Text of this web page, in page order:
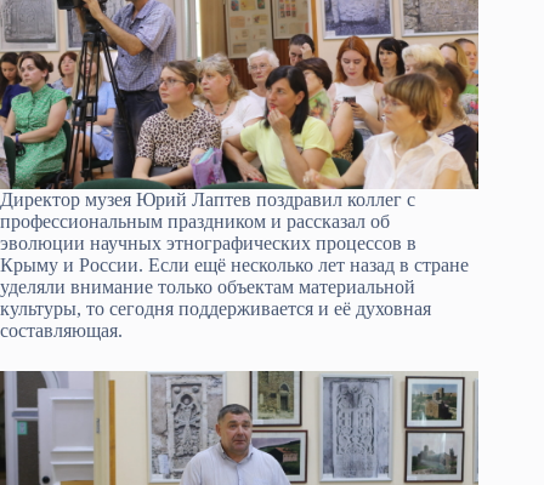
Директор музея Юрий Лаптев поздравил коллег с
профессиональным праздником и рассказал об
эволюции научных этнографических процессов в
Крыму и России. Если ещё несколько лет назад в стране
уделяли внимание только объектам материальной
культуры, то сегодня поддерживается и её духовная
составляющая.